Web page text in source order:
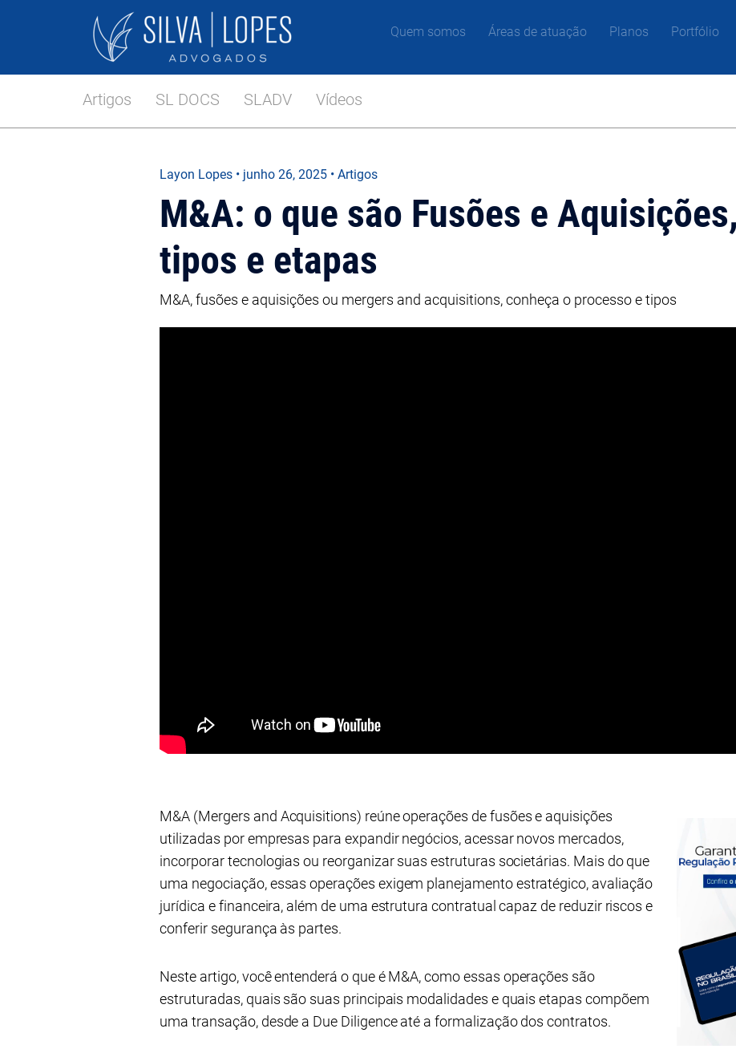
Quem somos Áreas de atuação Planos Portfólio
Artigos SL DOCS SLADV Vídeos
Layon Lopes • junho 26, 2025 • Artigos
M&A: o que são Fusões e
tipos e etapas
M&A, fusões e aquisições ou mergers and acquisitions, conheça o processo e tipos
M&A (Mergers and Acquisitions) reúne operações de fusões e aquisições
utilizadas por empresas para expandir negócios, acessar novos mercados,
incorporar tecnologias ou reorganizar suas estruturas societárias. Mais do que
uma negociação, essas operações exigem planejamento estratégico, avaliação
jurídica e financeira, além de uma estrutura contratual capaz de reduzir riscos e
conferir segurança às partes.
Neste artigo, você entenderá o que é M&A, como essas operações são
estruturadas, quais são suas principais modalidades e quais etapas compõem
uma transação, desde a Due Diligence até a formalização dos contratos.